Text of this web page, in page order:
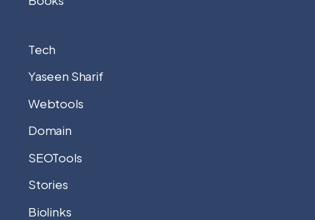
Tech
Yaseen Sharif
Webtools
Domain
SEOTools
Stories
Biolinks